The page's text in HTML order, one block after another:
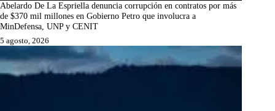
Abelardo De La Espriella denuncia corrupción en contratos por más
de $370 mil millones en Gobierno Petro que involucra a
MinDefensa, UNP y CENIT
5 agosto, 2026